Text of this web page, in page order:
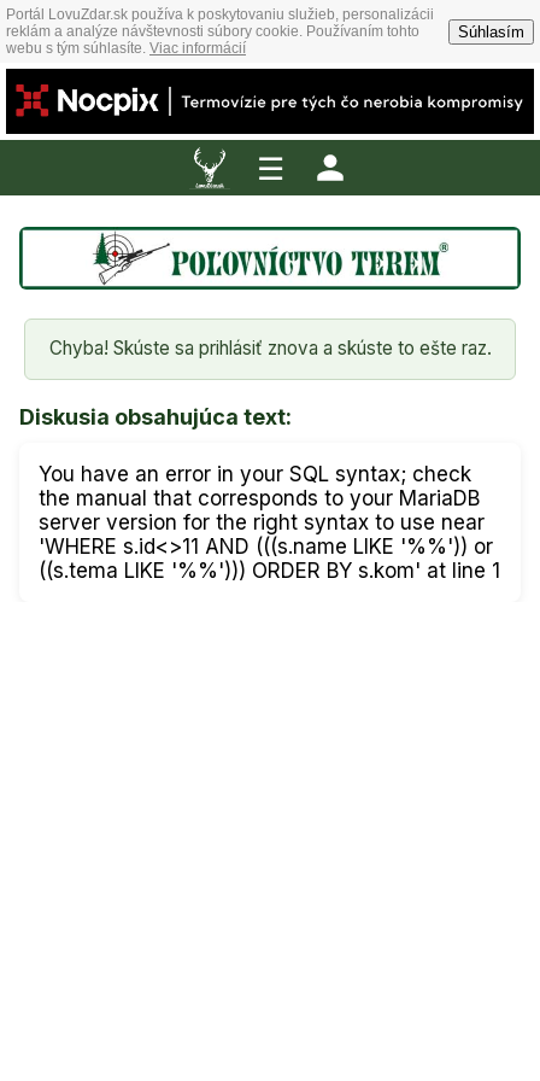
Portál LovuZdar.sk používa k poskytovaniu služieb, personalizácii
reklám a analýze návštevnosti súbory cookie. Používaním tohto
webu s tým súhlasíte. Viac informácií
Súhlasím
☰
Chyba! Skúste sa prihlásiť znova a skúste to ešte raz.
Diskusia obsahujúca text:
You have an error in your SQL syntax; check
the manual that corresponds to your MariaDB
server version for the right syntax to use near
'WHERE s.id<>11 AND (((s.name LIKE '%%')) or
((s.tema LIKE '%%'))) ORDER BY s.kom' at line 1